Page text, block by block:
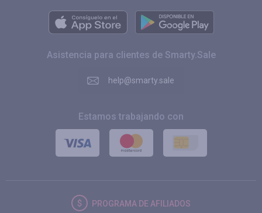
Asistencia para clientes de Smarty.Sale
help@smarty.sale
Estamos trabajando con
PROGRAMA DE AFILIADOS